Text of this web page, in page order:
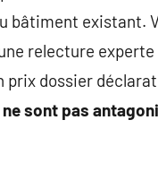
bâtiment existant.
relecture
dossier
sont pas